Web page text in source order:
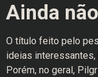
Ainda
O título feito pelo
ideias
Porém, no geral,